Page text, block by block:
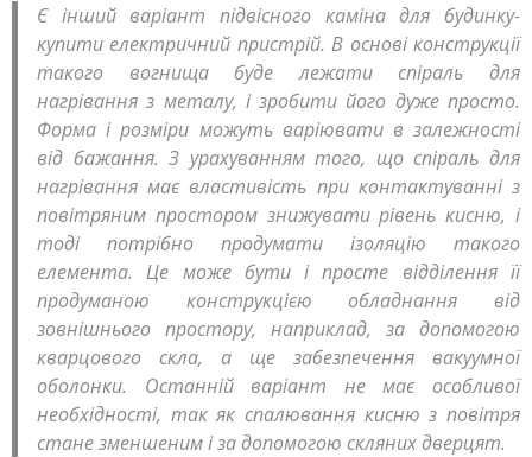
Є інший варіант підвісного каміна для будинку-
купити електричний пристрій. В основі конструкції
такого вогнища буде лежати спіраль для
нагрівання з металу, і зробити його дуже просто.
Форма і розміри можуть варіювати в залежності
від бажання. З урахуванням того, що спіраль для
нагрівання має властивість при контактуванні з
повітряним простором знижувати рівень кисню, і
тоді потрібно продумати ізоляцію такого
елемента. Це може бути і просте відділення її
продуманою конструкцією обладнання від
зовнішнього простору, наприклад, за допомогою
кварцового скла, а ще забезпечення вакуумної
оболонки. Останній варіант не має особливої
необхідності, так як спалювання кисню з повітря
стане зменшеним і за допомогою скляних дверцят.